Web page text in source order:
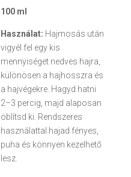
100 ml
Használat: Hajmosás után
vigyél fel egy kis
mennyiséget nedves hajra,
különösen a hajhosszra és
a hajvégekre. Hagyd hatni
2–3 percig, majd alaposan
öblítsd ki. Rendszeres
használattal hajad fényes,
puha és könnyen kezelhető
lesz.